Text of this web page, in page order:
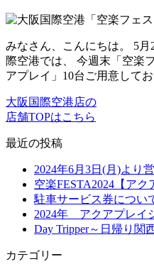
みなさん、こんにちは。 5
際空港では、 今週末「空楽
アプレイ」10台ご用意して
大阪国際空港店の
店舗TOPはこちら
最近の投稿
2024年6月3日(月)より
空楽FESTA2024【ア
駐車サービス券につい
2024年 アクアプレイ
Day Tripper～日帰り関
カテゴリー